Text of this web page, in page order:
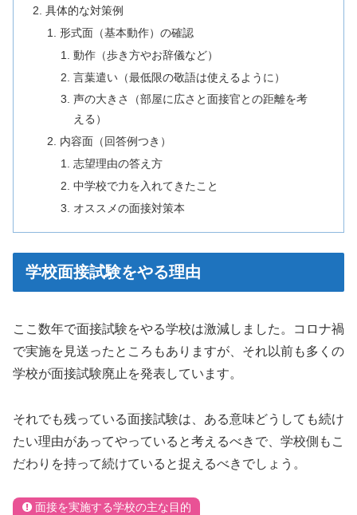
具体的な対策例
形式面（基本動作）の確認
動作（歩き方やお辞儀など）
言葉遣い（最低限の敬語は使えるように）
声の大きさ（部屋に広さと面接官との距離を考
える）
内容面（回答例つき）
志望理由の答え方
中学校で力を入れてきたこと
オススメの面接対策本
学校面接試験をやる理由
ここ数年で面接試験をやる学校は激減しました。コロナ禍
で実施を見送ったところもありますが、それ以前も多くの
学校が面接試験廃止を発表しています。
それでも残っている面接試験は、ある意味どうしても続け
たい理由があってやっていると考えるべきで、学校側もこ
だわりを持って続けていると捉えるべきでしょう。
面接を実施する学校の主な目的